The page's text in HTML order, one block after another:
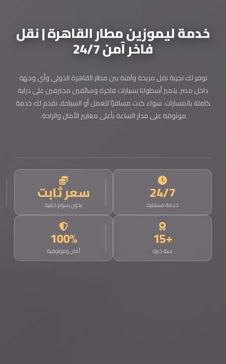
خدمة ليموزين مطار القاهرة | نقل
فاخر آمن 24/7
نوفر لك تجربة نقل مريحة وآمنة بين مطار القاهرة الدولي وأي وجهة
داخل مصر. يتميز أسطولنا بسيارات فاخرة وسائقين محترفين على دراية
كاملة بالمسارات. سواء كنت مسافرًا للعمل أو السياحة، نقدم لك خدمة
موثوقة على مدار الساعة بأعلى معايير الأمان والراحة.
24/7
خدمة مستمرة
سعر ثابت
بدون رسوم خفية
+15
سنة خبرة
100%
أمان وموثوقية